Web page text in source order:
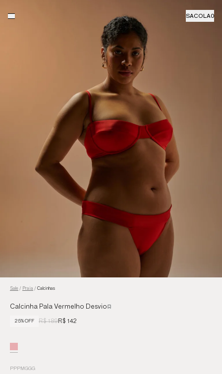
SACOLA0
Sale / Praia / Calcinhas
Calcinha Pala Vermelho Desvio
25% OFF R$ 189R$ 142
PPPMGGG